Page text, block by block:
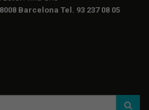
Barcelona Tel. 93 237 08 05